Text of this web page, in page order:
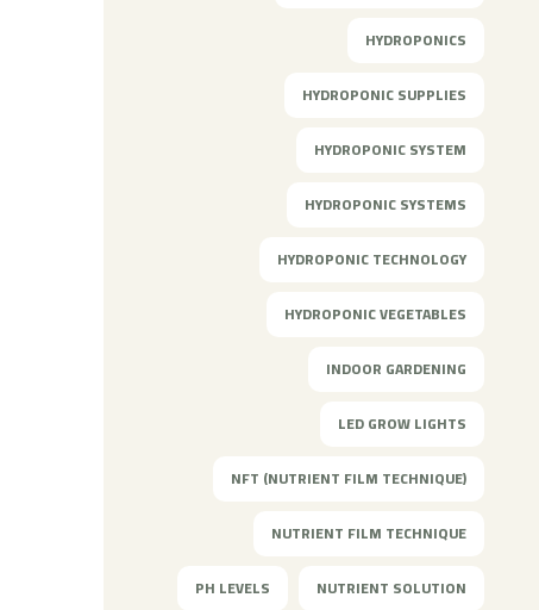
HYDROPONICS
HYDROPONIC SUPPLIES
HYDROPONIC SYSTEM
HYDROPONIC SYSTEMS
HYDROPONIC TECHNOLOGY
HYDROPONIC VEGETABLES
INDOOR GARDENING
LED GROW LIGHTS
NFT (NUTRIENT FILM TECHNIQUE)
NUTRIENT FILM TECHNIQUE
NUTRIENT SOLUTION
PH LEVELS